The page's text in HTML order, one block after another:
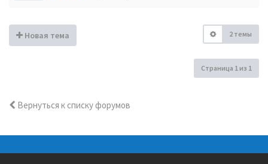
Новая тема 2 темы
Страница 1из 1
Вернуться к списку форумов